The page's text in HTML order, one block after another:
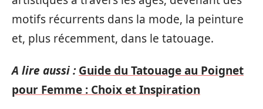
motifs récurrents dans la mode, la peinture
et, plus récemment, dans le tatouage.
A lire aussi : Guide du Tatouage au Poignet
pour Femme : Choix et Inspiration